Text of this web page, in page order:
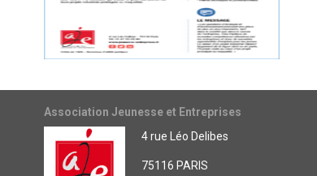
Association Jeunesse et Entreprises
4 rue Léo Delibes
75116 PARIS